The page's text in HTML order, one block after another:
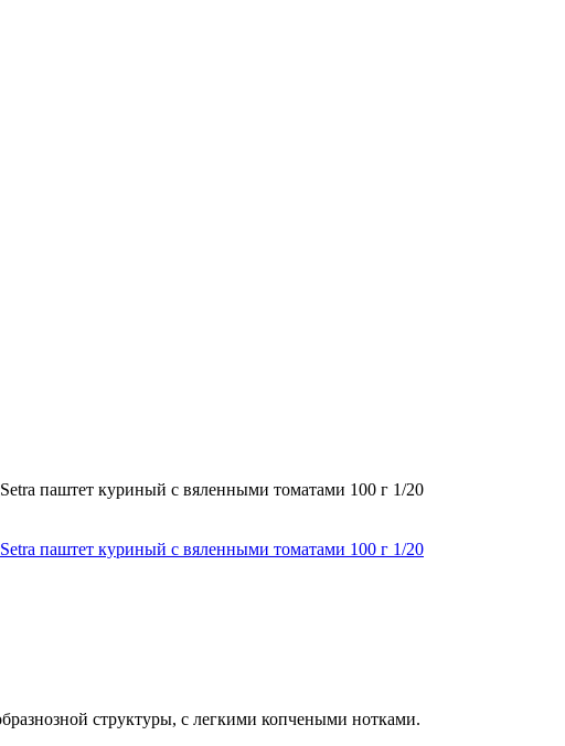
структуры, с легкими копчеными нотками.